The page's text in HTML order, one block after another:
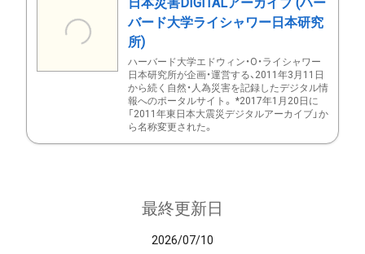
バード大学ライシャワー日本研究
所)
ハーバード大学エドウィン・O・ライシャワー
日本研究所が企画・運営する、2011年3月11日
から続く自然・人為災害を記録したデジタル情
報へのポータルサイト。 *2017年1月20日に
「2011年東日本大震災デジタルアーカイブ」か
ら名称変更された。
最終更新日
2026/07/10